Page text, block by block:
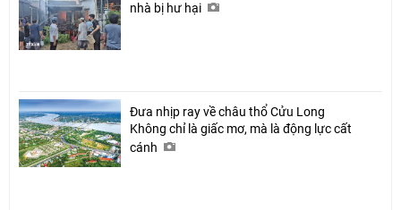
nhà bị hư hại
Đưa nhịp ray về châu thổ Cửu Long
Không chỉ là giấc mơ, mà là động lực cất
cánh